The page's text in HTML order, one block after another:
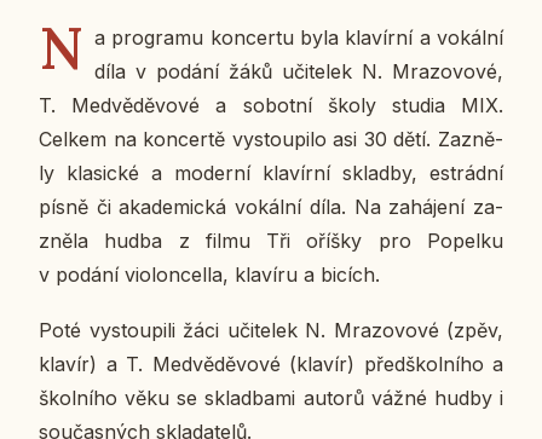
N a pro­gra­mu kon­cer­tu byla kla­vír­ní a vo­kál­ní
díla v podání žáků uči­te­lek N. Mra­zo­vo­vé,
T. Med­vě­dě­vo­vé a so­bot­ní školy studia MIX.
Celkem na kon­cer­tě vy­stou­pi­lo asi 30 dětí. Za­zně­
ly kla­sic­ké a mo­der­ní kla­vír­ní sklad­by, es­trád­ní
písně či aka­de­mic­ká vo­kál­ní díla. Na za­há­je­ní za­
zně­la hudba z filmu Tři oříšky pro Po­pel­ku
v podání vi­o­lon­cel­la, kla­ví­ru a bicích.
Poté vy­stou­pi­li žáci uči­te­lek N. Mra­zo­vo­vé (zpěv,
klavír) a T. Med­vě­dě­vo­vé (klavír) před­škol­ní­ho a
škol­ní­ho věku se skladba­mi autorů vážné hudby i
sou­čas­ných skla­da­te­lů.